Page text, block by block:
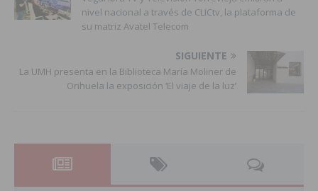
nivel nacional a través de CLICtv, la plataforma de
su matriz Avatel Telecom
SIGUIENTE
La UMH presenta en la Biblioteca María Moliner de
Orihuela la exposición ‘El viaje de la luz’